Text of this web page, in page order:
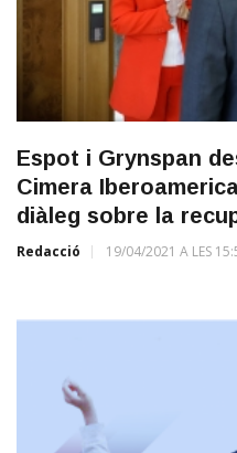
Espot i Grynspan
Cimera
diàleg sobre la
Redacció 19/04/2021 A LES